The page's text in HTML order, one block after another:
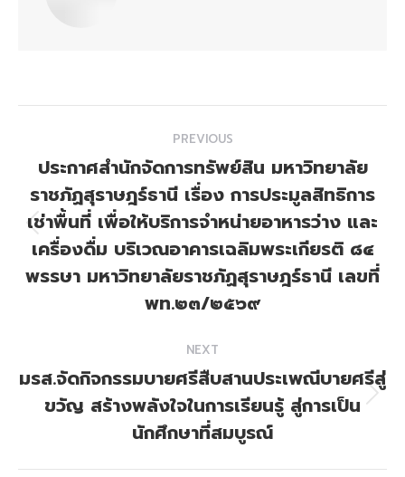
navigation
PREVIOUS
Previous
post:
ประกาศสำนักจัดการทรัพย์สิน มหาวิทยาลัย
ราชภัฏสุราษฎร์ธานี เรื่อง การประมูลสิทธิการ
เช่าพื้นที่ เพื่อให้บริการจำหน่ายอาหารว่าง และ
เครื่องดื่ม บริเวณอาคารเฉลิมพระเกียรติ ๘๔
พรรษา มหาวิทยาลัยราชภัฏสุราษฎร์ธานี เลขที่
พท.๒๓/๒๕๖๙
NEXT
Next
post:
มรส.จัดกิจกรรมบายศรีสืบสานประเพณีบายศรีสู่
ขวัญ สร้างพลังใจในการเรียนรู้ สู่การเป็น
นักศึกษาที่สมบูรณ์